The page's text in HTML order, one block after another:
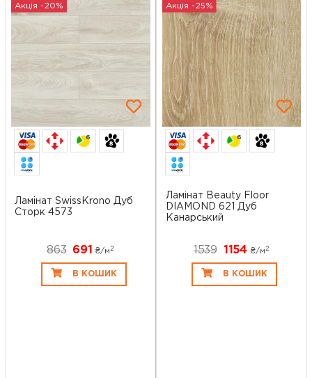
Акція -20%
6
Ламінат SwissKrono Дуб
Сторк 4573
863 691₴/м2
В КОШИК
Акція -25%
6
Ламінат Beauty Floor
DIAMOND 621 Дуб
Канарський
1539 1154 ₴/м 2
В КОШИК